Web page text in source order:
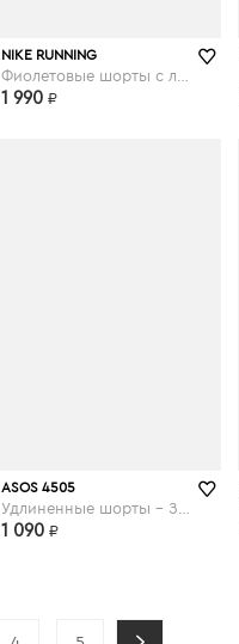
asos.com
NIKE RUNNING
1 990 ₽
ASOS 4505
1 090 ₽